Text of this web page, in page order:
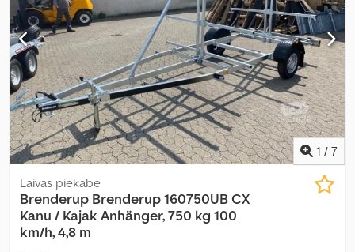
1 / 7
Laivas piekabe
Brenderup Brenderup 160750UB CX
Kanu / Kajak Anhänger, 750 kg 100
km/h, 4,8 m